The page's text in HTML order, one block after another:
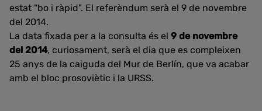
estat "bo i ràpid". El referèndum serà el 9 de novembre
del 2014.
La data fixada per a la consulta és el 9 de novembre
del 2014, curiosament, serà el dia que es compleixen
25 anys de la caiguda del Mur de Berlín, que va acabar
amb el bloc prosoviètic i la URSS.